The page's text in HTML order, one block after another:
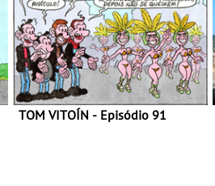
TOM VITOÍN - Episódio 91